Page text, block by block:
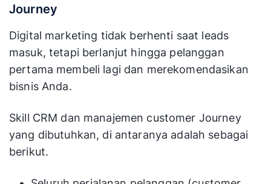
Journey
Digital marketing tidak berhenti saat leads
masuk, tetapi berlanjut hingga pelanggan
pertama membeli lagi dan merekomendasikan
bisnis Anda.
Skill CRM dan manajemen customer Journey
yang dibutuhkan, di antaranya adalah sebagai
berikut.